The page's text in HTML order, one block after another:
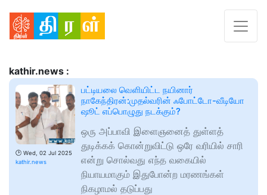
kathir.news :
🕑 Wed, 02 Jul 2025
kathir.news
பட்டியலை வெளியிட்ட நயினார்
நாகேந்திரன்:முதல்வரின் ஃபோட்டோ-வீடியோ
ஷூட் எப்பொழுது நடக்கும்?
ஒரு அப்பாவி இளைஞனைத் துள்ளத்
துடிக்கக் கொன்றுவிட்டு ஒரே வரியில் சாரி
என்று சொல்வது எந்த வகையில்
நியாயமாகும் இதுபோன்ற மரணங்கள்
நிகழாமல் தடுப்பது